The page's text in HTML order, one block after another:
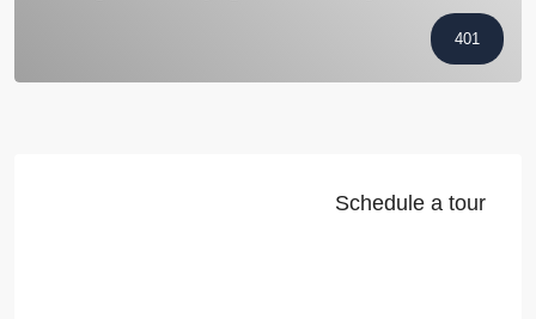
401
Schedule a tour